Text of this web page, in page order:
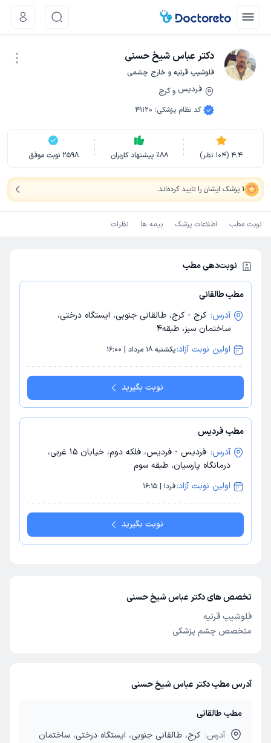
دکتر عباس شیخ حسنی
فلوشیپ قرنیه و خارج چشمی
فردیس وکرج
کد نظام پزشکی:
41120
4.4
(
104 نظر) ٪88 پیشنهاد کاربران 2598 نوبت موفق
1 پزشک ایشان را تایید کرده‌اند.
نوبت مطب اطلاعات پزشک بیمه ها نظرات
نوبت‌دهی مطب
مطب طالقانی
آدرس: کرج - کرج، طالقانی جنوبی، ایستگاه درختی،
ساختمان سبز، طبقه4
اولین نوبت آزاد:یکشنبه 18 مرداد | 16:00
نوبت بگیرید
مطب فردیس
آدرس:
فردیس - فردیس، فلکه دوم، خیابان 15 غربی،
درمانگاه پارسیان، طبقه سوم
اولین نوبت آزاد:فردا | 16:15
نوبت بگیرید
تخصص های دکتر عباس شیخ حسنی
فلوشیپ قرنیه
متخصص چشم پزشکی
آدرس مطب دکتر عباس شیخ حسنی
مطب طالقانی
آدرس: کرج، طالقانی جنوبی، ایستگاه درختی، ساختمان